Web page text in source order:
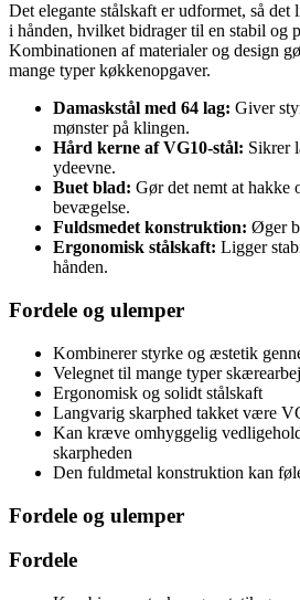
Det elegante stålskaft er udformet, så
i hånden, hvilket bidrager til en stabil og
Kombinationen af materialer og design
mange typer køkkenopgaver.
Damaskstål med 64 lag: Giver
mønster på klingen.
Hård kerne af VG10-stål: Sikrer
ydeevne.
Buet blad: Gør det nemt at hakke
bevægelse.
Fuldsmedet konstruktion: Øger
Ergonomisk stålskaft: Ligger
hånden.
Fordele og ulemper
Kombinerer styrke og æstetik
Velegnet til mange typer
Ergonomisk og solidt stålskaft
Langvarig skarphed takket være
Kan kræve omhyggelig
skarpheden
Den fuldmetal konstruktion kan
Fordele og ulemper
Fordele